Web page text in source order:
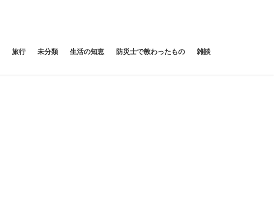
旅行 未分類 生活の知恵 防災士で教わったもの 雑談